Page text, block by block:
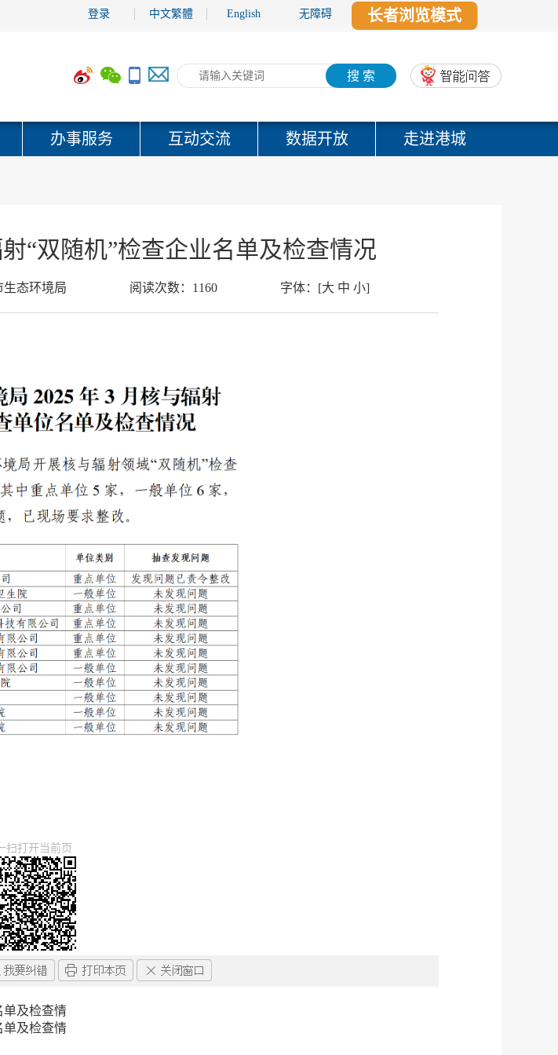
登录 中文繁體 English 无障碍 长者浏览模式
搜 索
办事服务 互动交流 数据开放 走进港城
“双随机”检查企业名单及检查情况
生态环境局 阅读次数： 1160 字体： [大 中 小]
扫打开当前页
单及检查情
单及检查情